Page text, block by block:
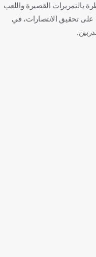
بالتمريرات القصيرة واللعب
على تحقيق الانتصارات، في